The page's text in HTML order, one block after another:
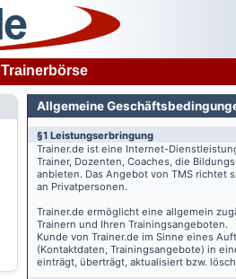
Trainerbörse
Allgemeine
§1 Leistungserbringung
Trainer.de ist eine Internet-
Trainer, Dozenten, Coaches, die
anbieten. Das Angebot von TMS richtet
an Privatpersonen.
Trainer.de ermöglicht eine allgemein
Trainern und Ihren Trainingsangeboten.
Kunde von Trainer.de im Sinne eines
(Kontaktdaten, Trainingsangebote) in
einträgt, überträgt, aktualisiert bzw.